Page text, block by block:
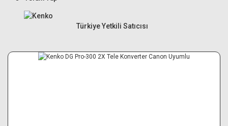
Türkiye Yetkili Satıcısı